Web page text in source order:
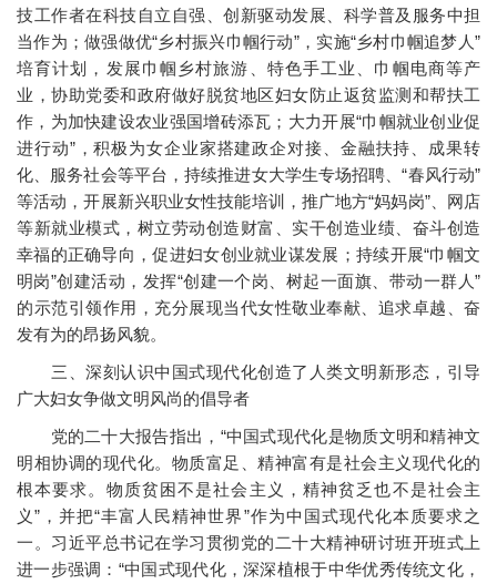
技工作者在科技自立自强、创新驱动发展、科学普及服务中担
当作为；做强做优“乡村振兴巾帼行动”，实施“乡村巾帼追梦人”
培育计划，发展巾帼乡村旅游、特色手工业、巾帼电商等产
业，协助党委和政府做好脱贫地区妇女防止返贫监测和帮扶工
作，为加快建设农业强国增砖添瓦；大力开展“巾帼就业创业促
进行动”，积极为女企业家搭建政企对接、金融扶持、成果转
化、服务社会等平台，持续推进女大学生专场招聘、“春风行动”
等活动，开展新兴职业女性技能培训，推广地方“妈妈岗”、网店
等新就业模式，树立劳动创造财富、实干创造业绩、奋斗创造
幸福的正确导向，促进妇女创业就业谋发展；持续开展“巾帼文
明岗”创建活动，发挥“创建一个岗、树起一面旗、带动一群人”
的示范引领作用，充分展现当代女性敬业奉献、追求卓越、奋
发有为的昂扬风貌。
三、深刻认识中国式现代化创造了人类文明新形态，引导
广大妇女争做文明风尚的倡导者
党的二十大报告指出，“中国式现代化是物质文明和精神文
明相协调的现代化。物质富足、精神富有是社会主义现代化的
根本要求。物质贫困不是社会主义，精神贫乏也不是社会主
义”，并把“丰富人民精神世界”作为中国式现代化本质要求之
一。习近平总书记在学习贯彻党的二十大精神研讨班开班式上
进一步强调：“中国式现代化，深深植根于中华优秀传统文化，